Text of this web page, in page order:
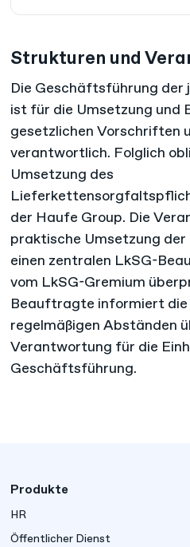
Strukturen und
Die Geschäftsführung der
ist für die Umsetzung und
gesetzlichen Vorschriften
verantwortlich. Folglich
Umsetzung des
der Haufe Group. Die
praktische Umsetzung
einen zentralen LkSG-
vom LkSG-Gremium
Beauftragte informiert
regelmäßigen Abständen
Verantwortung für die
Geschäftsführung.
Produkte
HR
Öffentlicher Dienst